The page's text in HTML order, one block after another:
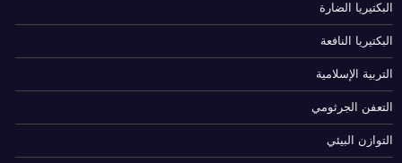
البكتيريا الضارة
البكتيريا النافعة
التربية الإسلامية
التعفن الجرثومي
التوازن البيئي